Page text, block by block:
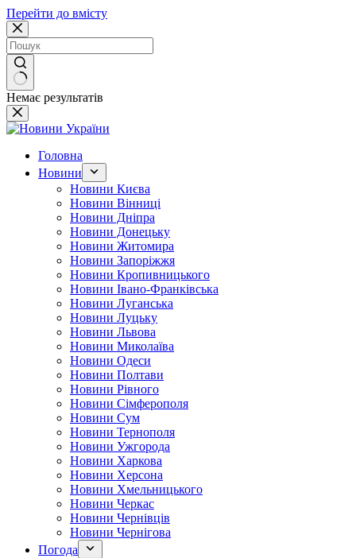
Перейти до вмісту
Немає результатів
Головна
Новини
Новини Києва
Новини Вінниці
Новини Дніпра
Новини Донецьку
Новини Житомира
Новини Запоріжжя
Новини Кропивницького
Новини Івано-Франківська
Новини Луганська
Новини Луцьку
Новини Львова
Новини Миколаїва
Новини Одеси
Новини Полтави
Новини Рівного
Новини Сімферополя
Новини Сум
Новини Тернополя
Новини Ужгорода
Новини Харкова
Новини Херсона
Новини Хмельницького
Новини Черкас
Новини Чернівців
Новини Чернігова
Погода